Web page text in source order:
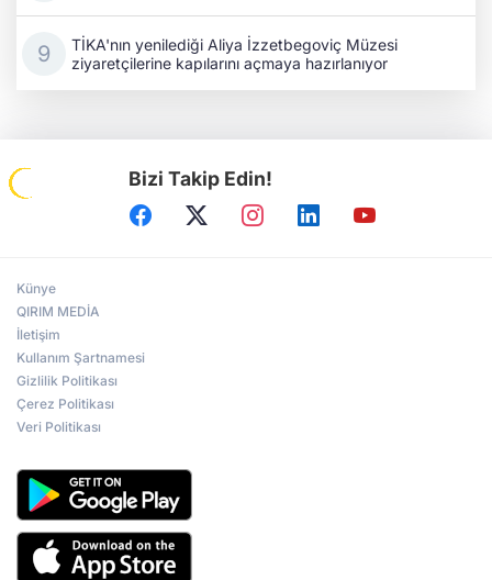
TİKA'nın yenilediği Aliya İzzetbegoviç Müzesi
ziyaretçilerine kapılarını açmaya hazırlanıyor
Bizi Takip Edin!
Künye
QIRIM MEDİA
İletişim
Kullanım Şartnamesi
Gizlilik Politikası
Çerez Politikası
Veri Politikası